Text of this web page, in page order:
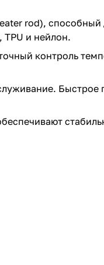
rod),
TPU и нейлон.
контроль